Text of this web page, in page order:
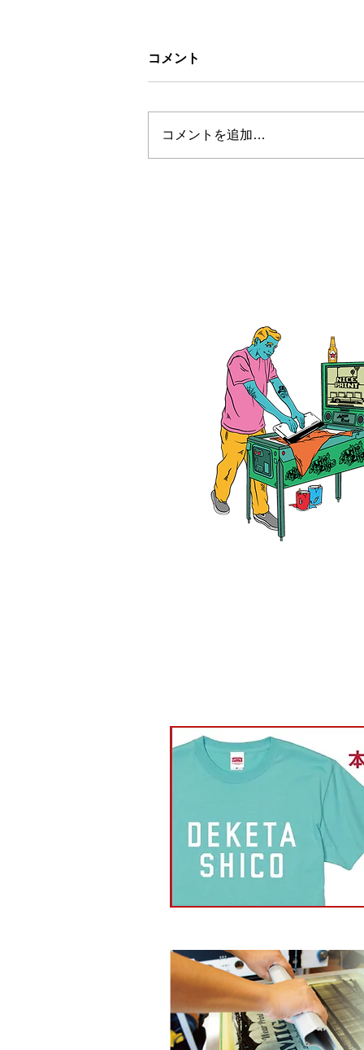
お盆休みについて
コメント
コメントを追加…